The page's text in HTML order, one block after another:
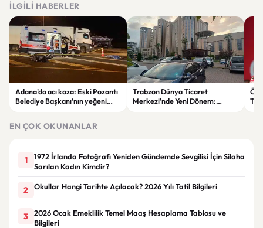
İLGILI HABERLER
Adana’da acı kaza: Eski Pozantı
Belediye Başkanı’nın yeğeni
Trabzon Dünya Ticaret
Merkezi'nde Yeni Dönem:
EN ÇOK OKUNANLAR
1
1972 İrlanda Fotoğrafı Yeniden Gündemde Sevgilisi İçin Silaha
Sarılan Kadın Kimdir?
2 Okullar Hangi Tarihte Açılacak? 2026 Yılı Tatil Bilgileri
3
2026 Ocak Emeklilik Temel Maaş Hesaplama Tablosu ve
Bilgileri